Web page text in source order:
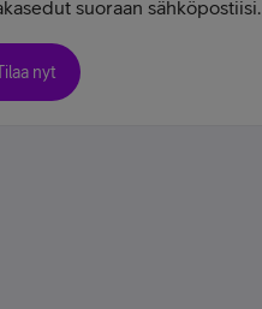
suoraan sähköpostiisi.
nyt